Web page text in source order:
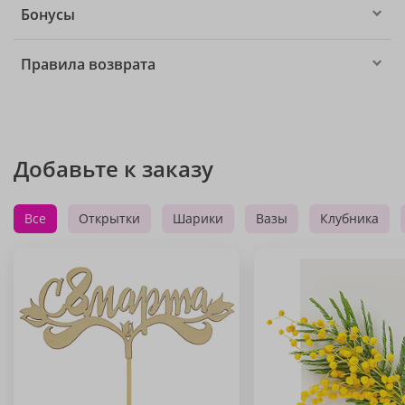
Бонусы
Правила возврата
Добавьте к заказу
Все Открытки Шарики Вазы Клубника